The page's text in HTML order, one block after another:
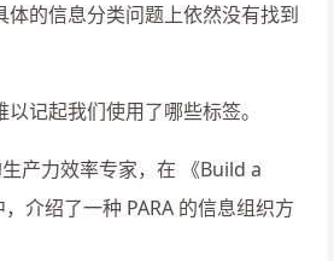
体的信息分类问题上依然没有找到
记起我们使用了哪些标签。
产力效率专家，在 《Build a
介绍了一种 PARA 的信息组织方